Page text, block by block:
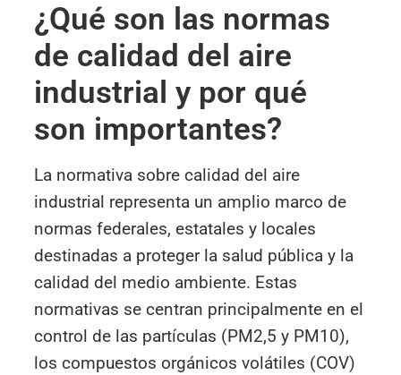
¿Qué son las normas
de calidad del aire
industrial y por qué
son importantes?
La normativa sobre calidad del aire
industrial representa un amplio marco de
normas federales, estatales y locales
destinadas a proteger la salud pública y la
calidad del medio ambiente. Estas
normativas se centran principalmente en el
control de las partículas (PM2,5 y PM10),
los compuestos orgánicos volátiles (COV)